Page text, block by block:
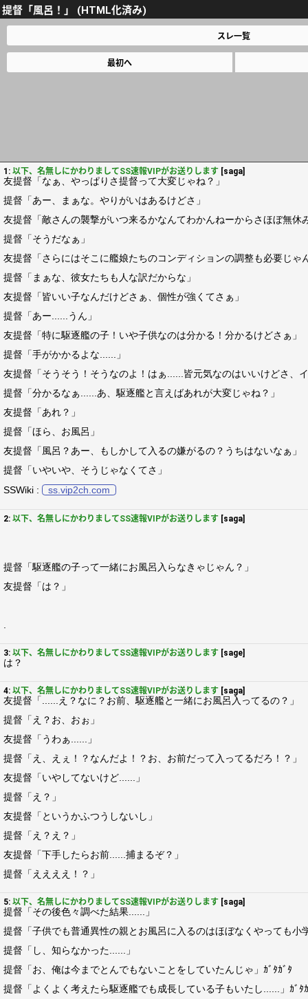
提督「風呂！」 (HTML化済み)
スレ一覧
最初へ
1: 以下、名無しにかわりましてSS速報VIPがお送りします [saga]
友提督「なぁ、やっぱりさ提督って大変じゃね？」
提督「あー、まぁな。やりがいはあるけどさ」
友提督「敵さんの襲撃がいつ来るかなんてわかんねーからさほぼ無休
提督「そうだなぁ」
友提督「さらにはそこに艦娘たちのコンディションの調整も必要じゃ
提督「まぁな、彼女たちも人な訳だからな」
友提督「皆いい子なんだけどさぁ、個性が強くてさぁ」
提督「あー......うん」
友提督「特に駆逐艦の子！いや子供なのは分かる！分かるけどさぁ」
提督「手がかかるよな......」
友提督「そうそう！そうなのよ！はぁ......皆元気なのはいいけどさ、
提督「分かるなぁ......あ、駆逐艦と言えばあれが大変じゃね？」
友提督「あれ？」
提督「ほら、お風呂」
友提督「風呂？あー、もしかして入るの嫌がるの？うちはないなぁ」
提督「いやいや、そうじゃなくてさ」
SSWiki :
ss.vip2ch.com
2: 以下、名無しにかわりましてSS速報VIPがお送りします [saga]
提督「駆逐艦の子って一緒にお風呂入らなきゃじゃん？」
友提督「は？」
3: 以下、名無しにかわりましてSS速報VIPがお送りします [sage]
は？
4: 以下、名無しにかわりましてSS速報VIPがお送りします [saga]
友提督「......え？なに？お前、駆逐艦と一緒にお風呂入ってるの？」
提督「え？お、おぉ」
友提督「うわぁ......」
提督「え、えぇ！？なんだよ！？お、お前だって入ってるだろ！？」
友提督「いやしてないけど......」
提督「え？」
友提督「というかふつうしないし」
提督「え？え？」
友提督「下手したらお前......捕まるぞ？」
提督「ええええ！？」
5: 以下、名無しにかわりましてSS速報VIPがお送りします [saga]
提督「その後色々調べた結果......」
提督「子供でも普通異性の親とお風呂に入るのはほぼなくやっても小
提督「し、知らなかった......」
提督「お、俺は今までとんでもないことをしていたんじゃ」ｶﾞﾀｶﾞﾀ
提督「よくよく考えたら駆逐艦でも成長している子もいたし......」ｶﾞﾀ